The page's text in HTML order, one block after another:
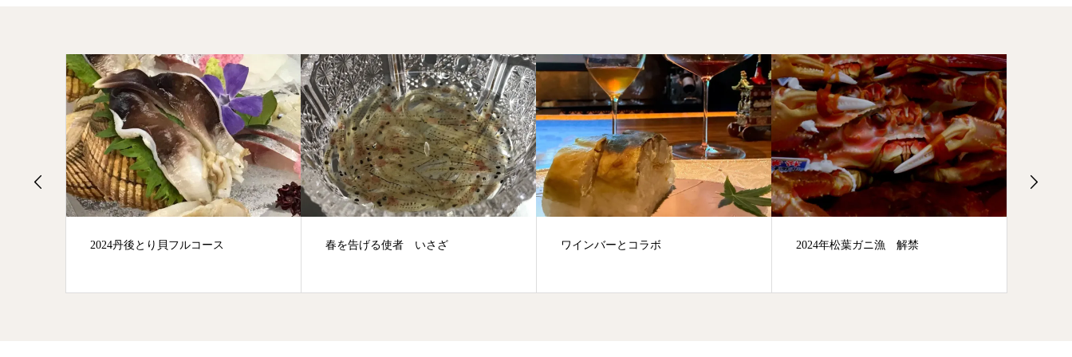
春を告げる使者 いさざ ワインバーとコラボ 2024年松葉ガニ漁 解禁 焼きサバ寿司通信販売始めました。